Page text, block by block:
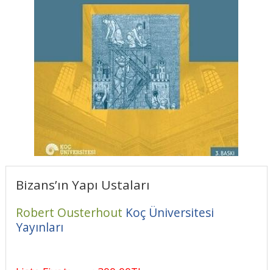
Bizans’ın Yapı Ustaları
Robert Ousterhout Koç Üniversitesi
Yayınları